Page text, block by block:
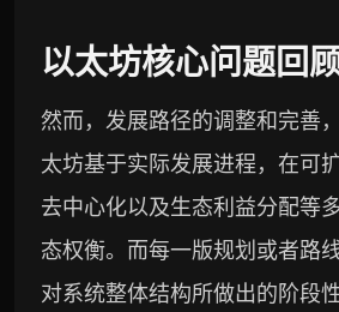
以太坊核心问题回
然而，发展路径的调整和完善
太坊基于实际发展进程，在可
去中心化以及生态利益分配等
态权衡。而每一版规划或者路
对系统整体结构所做出的阶段性